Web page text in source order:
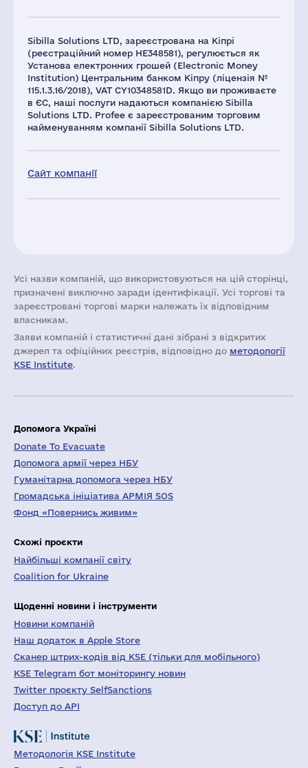
Sibilla Solutions LTD, зареєстрована на Кіпрі
(реєстраційний номер HE348581), регулюється як
Установа електронних грошей (Electronic Money
Institution) Центральним банком Кіпру (ліцензія №
115.1.3.16/2018), VAT СY10348581D. Якщо ви проживаєте
в ЄС, наші послуги надаються компанією Sibilla
Solutions LTD. Profee є зареєстрованим торговим
найменуванням компанії Sibilla Solutions LTD.
Сайт компанії
Усі назви компаній, що використовуються на цій сторінці,
призначені виключно заради ідентифікації. Усі торгові та
зареєстровані торгові марки належать їх відповідним
власникам.
Заяви компаній i статистичні дані зібрані з відкритих
джерел та офіційних реєстрів, відповідно до методології
KSE Institute.
Допомога Україні
Donate To Evacuate
Допомога армії через НБУ
Гуманітарна допомога через НБУ
Громадська ініціатива АРМІЯ SOS
Фонд «Повернись живим»
Схожі проєкти
Найбільші компанії світу
Coalition for Ukraine
Щоденні новини і інструменти
Новини компаній
Наш додаток в Apple Store
Сканер штрих-кодів від KSE (тільки для мобільного)
KSE Telegram бот моніторингу новин
Twitter проєкту SelfSanctions
Доступ до API
Методологія KSE Institute